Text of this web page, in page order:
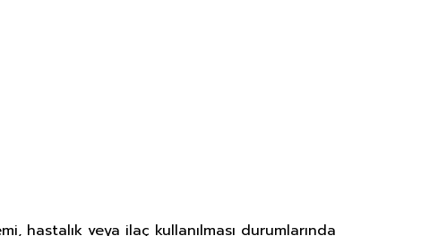
hastalık veya ilaç kullanılması durumlarında